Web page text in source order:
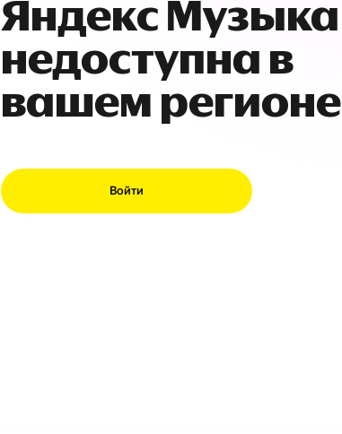
Яндекс Музыка
недоступна в
вашем регионе
Войти